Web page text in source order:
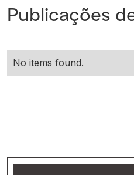
Publicações
No items found.